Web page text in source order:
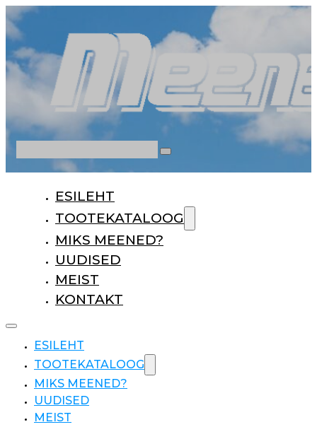
ESILEHT
TOOTEKATALOOG
MIKS MEENED?
UUDISED
MEIST
KONTAKT
ESILEHT
TOOTEKATALOOG
MIKS MEENED?
UUDISED
MEIST